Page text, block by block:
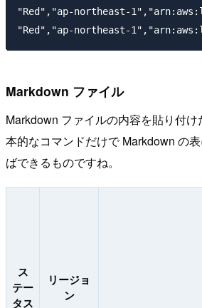
"Red","ap-northeast-
Markdown ファイル
Markdown ファイルの内容を貼り付
本的なコマンドだけで Markdown の
ばできるものですね。
ス
テー
タス
リージョ
ン